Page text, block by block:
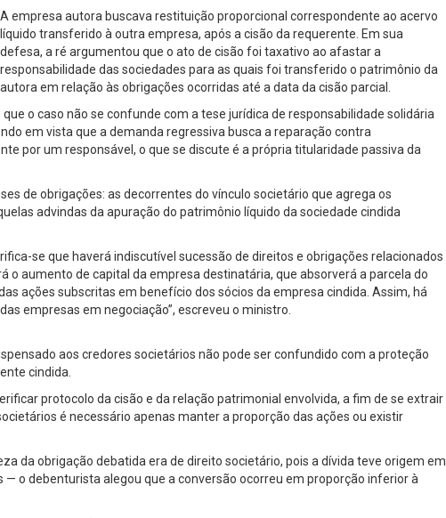
A empresa autora buscava restituição proporcional correspondente ao acervo
líquido transferido à outra empresa, após a cisão da requerente. Em sua
defesa, a ré argumentou que o ato de cisão foi taxativo ao afastar a
responsabilidade das sociedades para as quais foi transferido o patrimônio da
autora em relação às obrigações ocorridas até a data da cisão parcial.
o caso não se confunde com a tese jurídica de responsabilidade solidária
em vista que a demanda regressiva busca a reparação contra
por um responsável, o que se discute é a própria titularidade passiva da
de obrigações: as decorrentes do vínculo societário que agrega os
advindas da apuração do patrimônio líquido da sociedade cindida
se que haverá indiscutível sucessão de direitos e obrigações relacionados
o aumento de capital da empresa destinatária, que absorverá a parcela do
ações subscritas em benefício dos sócios da empresa cindida. Assim, há
empresas em negociação”, escreveu o ministro.
aos credores societários não pode ser confundido com a proteção
cindida.
protocolo da cisão e da relação patrimonial envolvida, a fim de se extrair
é necessário apenas manter a proporção das ações ou existir
da obrigação debatida era de direito societário, pois a dívida teve origem em
o debenturista alegou que a conversão ocorreu em proporção inferior à